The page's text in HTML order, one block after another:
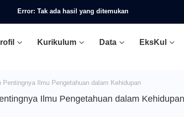
Error: Tak ada hasil yang ditemukan
Kurikulum Data EksKul
Ilmu Pengetahuan dalam Kehidupan
Ilmu Pengetahuan dalam Kehidupan